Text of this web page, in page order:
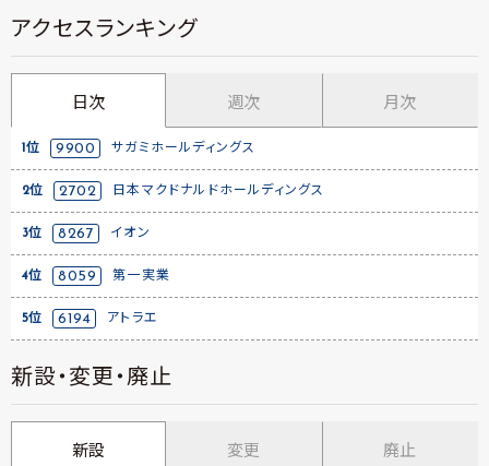
アクセスランキング
日次 週次 月次
1位 9900 サガミホールディングス
2位 2702 日本マクドナルドホールディングス
3位 8267 イオン
4位 8059 第一実業
5位 6194 アトラエ
新設・変更・廃止
新設 変更 廃止